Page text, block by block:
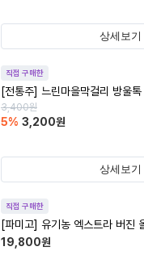
상세보기
직접 구매한
[전통주] 느린마을막걸리 방울
3,400원
5% 3,200원
상세보기
직접 구매한
[파미고] 유기농 엑스트라 버진
19,800원